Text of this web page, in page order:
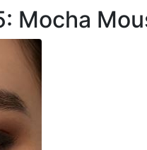
Mocha